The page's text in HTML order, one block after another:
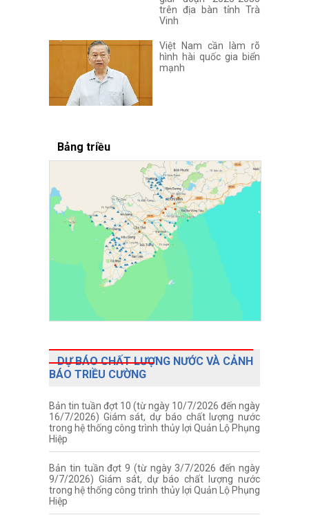
trên địa bàn tỉnh Trà
Vinh
Việt Nam cần làm rõ
hình hài quốc gia biển
mạnh
Bảng triều
DỰ BÁO CHẤT LƯỢNG NƯỚC VÀ CẢNH
BÁO TRIỀU CƯỜNG
Bản tin tuần đợt 10 (từ ngày 10/7/2026 đến ngày
16/7/2026) Giám sát, dự báo chất lượng nước
trong hệ thống công trình thủy lợi Quản Lộ Phụng
Hiệp
Bản tin tuần đợt 9 (từ ngày 3/7/2026 đến ngày
9/7/2026) Giám sát, dự báo chất lượng nước
trong hệ thống công trình thủy lợi Quản Lộ Phụng
Hiệp